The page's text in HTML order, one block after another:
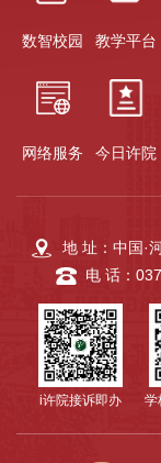
数智校园 教学平台
网络服务 今日许院
地 址：中国·
电 话：
i许院接诉即办 学